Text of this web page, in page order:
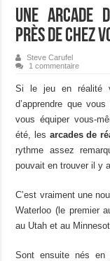
Une arcade
près de chez
Steve Carufel
1 commentaire
Si le jeu en réalité
d’apprendre que
vous équiper vous-
été, les arcades de
rythme assez
pouvait en trouver il y
C’est vraiment une
Waterloo (le premier
au Utah et au
Sont ensuite nés en